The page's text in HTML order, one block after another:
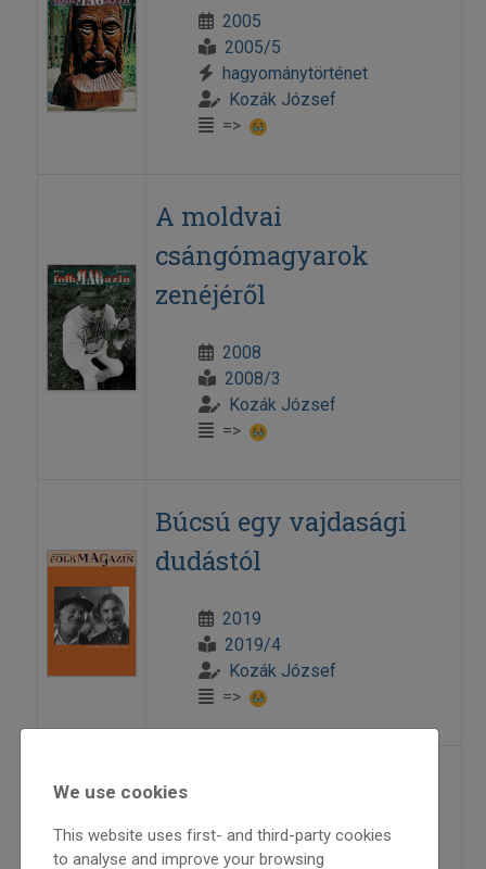
2005
2005/5
hagyománytörténet
Kozák József
=>
A moldvai
csángómagyarok
zenéjéről
2008
2008/3
Kozák József
=>
Búcsú egy vajdasági
dudástól
2019
2019/4
Kozák József
=>
Dudafej, dudabőr
A magyar duda és a hangszer európai
We use cookies
This website uses first- and third-party cookies
to analyse and improve your browsing